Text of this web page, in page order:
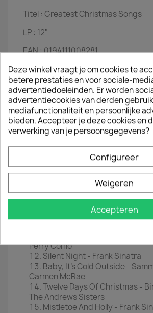
Titel : Greatest Christmas Songs
LP : 12"
EAN :0194111008281
Jaar :2021
Tracklist
White Christmas - Frank Sinatra
Winter Romance - Dean Martin
Home For The Holidays - Perry
Let It Snow! Let It Snow! Let It
Martin
Jingle Bells - Frank Sinatra
Winter Wonderland - Dean
Santa Claus Is Coming To
The Andrews Sisters
The Christmas Song - Frank
I'll Be Home For Christmas -
Rudolph The Red Nosed
Perry Como
Silent Night - Frank Sinatra
Baby, It's Cold Outside -
Carmen McRae
Twelve Days Of Christmas -
The Andrews Sisters
Mistletoe And Holly - Frank
Deze winkel vraagt je om cookies te
betere prestaties en voor sociale-
advertentiedoeleinden. Er worden
advertentiecookies van derden
mediafunctionaliteit en persoonlijke
bieden. Accepteer je deze cookies en
verwerking van je persoonsgegevens?
Configureer
Weigeren
Accepteren